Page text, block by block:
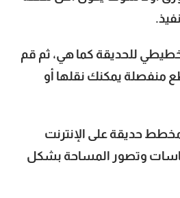
للحديقة كما هي، ثم قم
منفصلة يمكنك نقلها أو
حديقة على الإنترنت
وتصور المساحة بشكل